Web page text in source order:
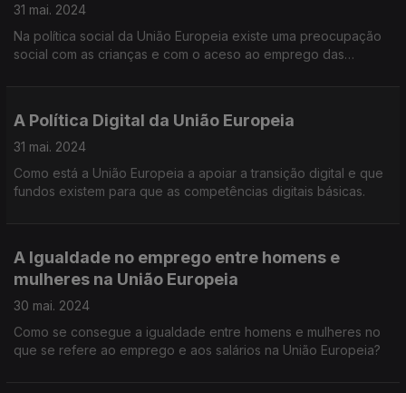
31 mai. 2024
Na política social da União Europeia existe uma preocupação
social com as crianças e com o aceso ao emprego das
A Política Digital da União Europeia
31 mai. 2024
Como está a União Europeia a apoiar a transição digital e que
fundos existem para que as competências digitais básicas.
A Igualdade no emprego entre homens e
mulheres na União Europeia
30 mai. 2024
Como se consegue a igualdade entre homens e mulheres no
que se refere ao emprego e aos salários na União Europeia?